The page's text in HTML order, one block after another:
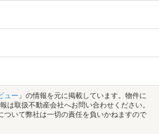
ュー 」の情報を元に掲載しています。物件に
は取扱不動産会社へお問い合わせください。
ついて弊社は一切の責任を負いかねますので